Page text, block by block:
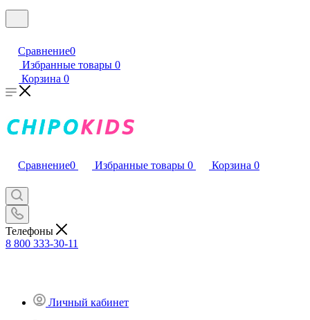
Сравнение0
Избранные товары 0
Корзина 0
Сравнение0 Избранные товары 0 Корзина 0
Телефоны
8 800 333-30-11
Личный кабинет